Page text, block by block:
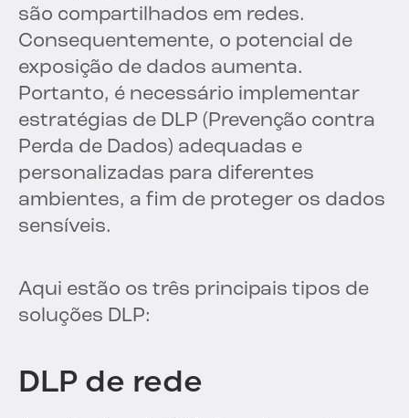
são compartilhados em redes.
Consequentemente, o potencial de
exposição de dados aumenta.
Portanto, é necessário implementar
estratégias de DLP (Prevenção contra
Perda de Dados) adequadas e
personalizadas para diferentes
ambientes, a fim de proteger os dados
sensíveis.
Aqui estão os três principais tipos de
soluções DLP:
DLP de rede